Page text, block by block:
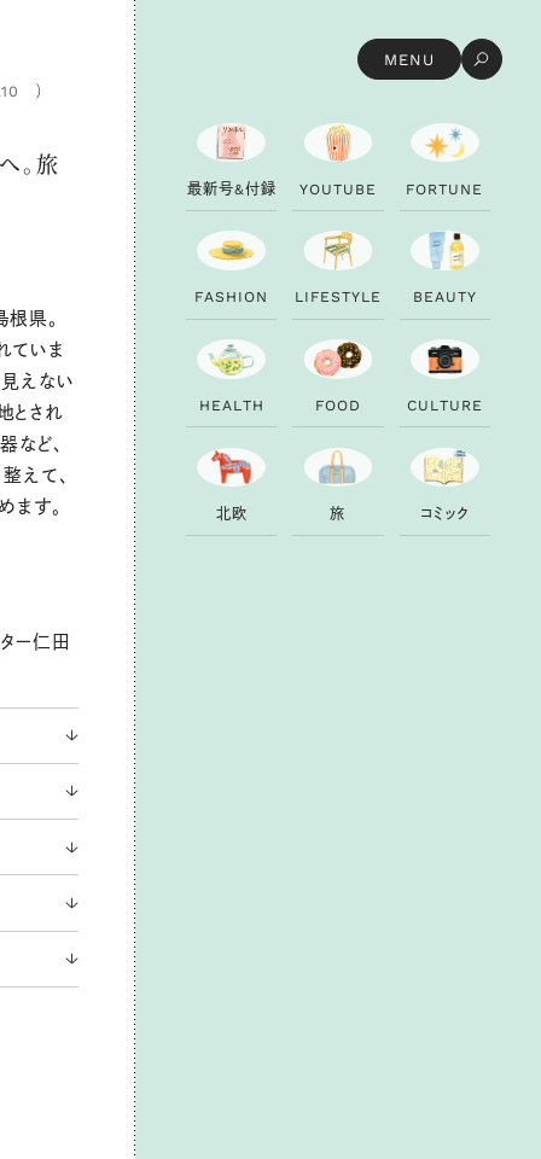
MENU
。旅
県。
ていま
えない
とされ
など、
えて、
ます。
ー仁田
最新号&付録 YOUTU B E FORTU N E
FAS H ION LI FESTYLE B EAUTY
H EALTH FOOD CU LTU RE
北欧 旅 コ ミ ック